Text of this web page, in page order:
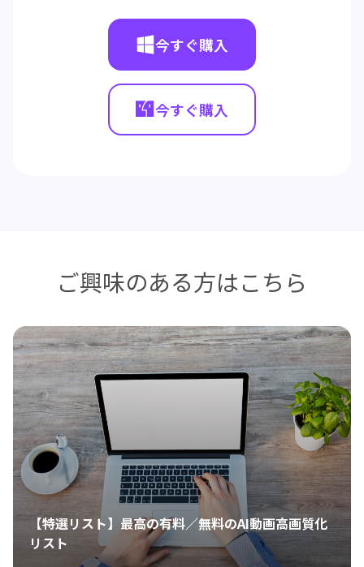
今すぐ購入
今すぐ購入
ご興味のある方はこちら
【厳選】Windows/Mac用の最高の動画高画質化ツ
ール